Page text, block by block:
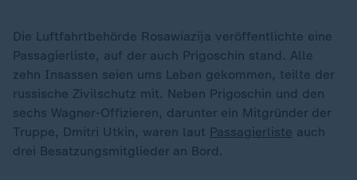
Die Luftfahrtbehörde Rosawiazija veröffentlichte eine
Passagierliste, auf der auch Prigoschin stand. Alle
zehn Insassen seien ums Leben gekommen, teilte der
russische Zivilschutz mit. Neben Prigoschin und den
sechs Wagner-Offizieren, darunter ein Mitgründer der
Truppe, Dmitri Utkin, waren laut Passagierliste auch
drei Besatzungsmitglieder an Bord.